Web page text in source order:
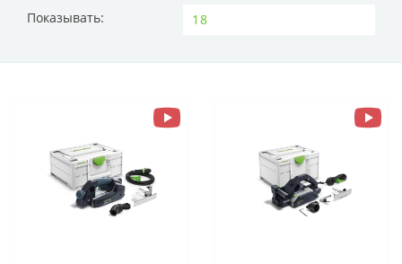
Показывать: